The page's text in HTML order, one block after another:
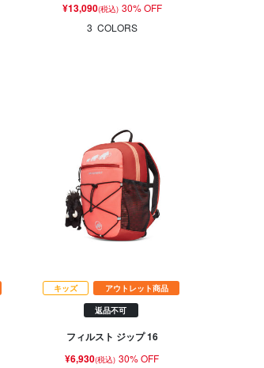
¥13,090(税込) 30% OFF
3 COLORS
キッズ アウトレット商品
返品不可
フィルスト ジップ 16
¥6,930(税込) 30% OFF